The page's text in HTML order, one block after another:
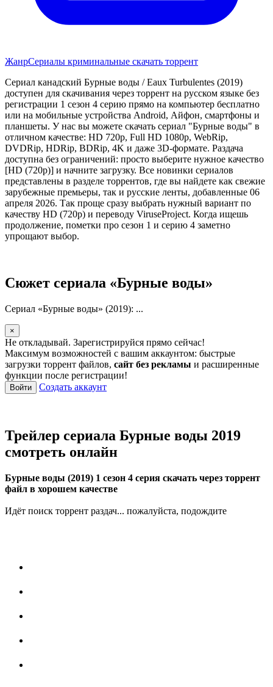
ЖанрСериалы криминальные скачать торрент
Сериал канадский Бурные воды / Eaux Turbulentes (2019)
доступен для скачивания через торрент на русском языке без
регистрации 1 сезон 4 серию прямо на компьютер бесплатно
или на мобильные устройства Android, Айфон, смартфоны и
планшеты. У нас вы можете скачать сериал "Бурные воды" в
отличном качестве: HD 720p, Full HD 1080p, WebRip,
DVDRip, HDRip, BDRip, 4K и даже 3D-формате. Раздача
доступна без ограничений: просто выберите нужное качество
[HD (720p)] и начните загрузку. Все новинки сериалов
представлены в разделе торрентов, где вы найдете как свежие
зарубежные премьеры, так и русские ленты, добавленные 06
апреля 2026. Так проще сразу выбрать нужный вариант по
качеству HD (720p) и переводу ViruseProject. Когда ищешь
продолжение, пометки про сезон 1 и серию 4 заметно
упрощают выбор.
Сюжет сериала «Бурные воды»
Сериал «Бурные воды» (2019): ...
×
Не откладывай. Зарегистрируйся прямо сейчас!
Максимум возможностей с вашим аккаунтом: быстрые
загрузки торрент файлов, сайт без рекламы и расширенные
функции после регистрации!
Войти Создать аккаунт
Трейлер сериала Бурные воды 2019
смотреть онлайн
Бурные воды (2019) 1 сезон 4 серия скачать через торрент
файл в хорошем качестве
Идёт поиск торрент раздач... пожалуйста, подождите